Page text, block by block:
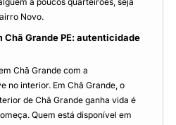
Novo.
Chã Grande com a
no interior. Em Chã Grande, o
de Chã Grande ganha vida é
Quem está disponível em